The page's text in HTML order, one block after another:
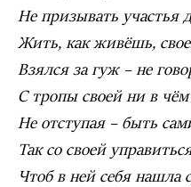
Не призывать участья
Жить, как живёшь,
Взялся за гуж – не
С тропы своей ни в чём
Не отступая – быть
Так со своей
Чтоб в ней себя нашла